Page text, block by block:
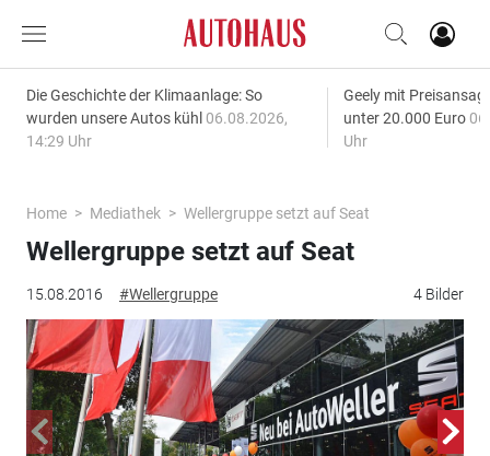
Die Geschichte der Klimaanlage: So
wurden unsere Autos kühl 06.08.2026,
14:29 Uhr
Geely mit
unter 20.000 Euro
Uhr
Home Mediathek Wellergruppe setzt auf Seat
15.08.2016 #Wellergruppe 4 Bilder
Wellergruppe setzt auf Seat